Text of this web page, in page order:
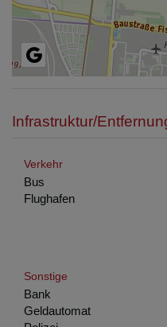
Infrastruktur/
Verkehr
Bus
Flughafen
Sonstige
Bank
Geldautomat